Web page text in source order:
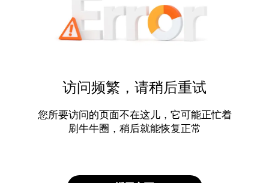
访问频繁，请稍后重试
您所要访问的页面不在这儿，它可能正忙着
刷牛牛圈，稍后就能恢复正常